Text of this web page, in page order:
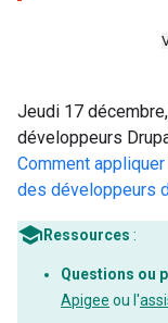
Jeudi 17
développeurs
Comment
des développeurs
Ressources :
Questions ou
Apigee ou l'